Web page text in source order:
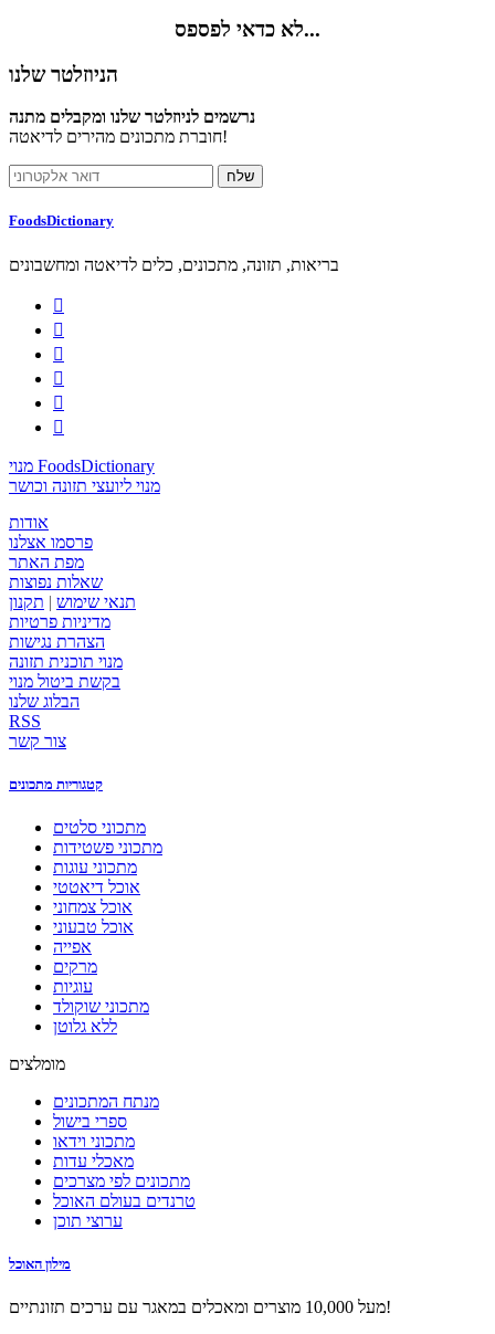
לא כדאי לפספס...
הניוזלטר שלנו
נרשמים לניוזלטר שלנו ומקבלים מתנה
חוברת מתכונים מהירים לדיאטה!
FoodsDictionary
בריאות, תזונה, מתכונים, כלים לדיאטה ומחשבונים






מנוי FoodsDictionary
מנוי ליועצי תזונה וכושר
אודות
פרסמו אצלנו
מפת האתר
שאלות נפוצות
תנאי שימוש | תקנון
מדיניות פרטיות
הצהרת נגישות
מנוי תוכנית תזונה
בקשת ביטול מנוי
הבלוג שלנו
RSS
צור קשר
קטגוריות מתכונים
מתכוני סלטים
מתכוני פשטידות
מתכוני עוגות
אוכל דיאטטי
אוכל צמחוני
אוכל טבעוני
אפייה
מרקים
עוגיות
מתכוני שוקולד
ללא גלוטן
מומלצים
מנתח המתכונים
ספרי בישול
מתכוני וידאו
מאכלי עדות
מתכונים לפי מצרכים
טרנדים בעולם האוכל
ערוצי תוכן
מילון האוכל
מעל 10,000 מוצרים ומאכלים במאגר עם ערכים תזונתיים!